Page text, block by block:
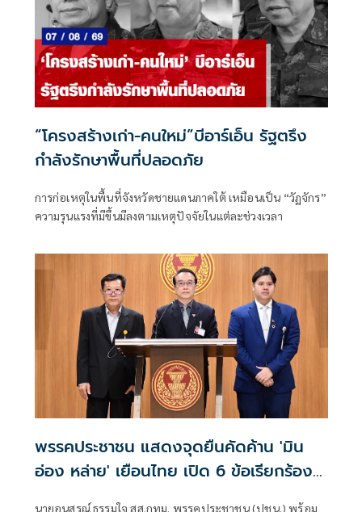
“โครงสร้างเก่า-คนใหม่”บีอาร์เอ็น รัฐตรึง
กำลังรักษาพื้นที่ปลอดภัย
การก่อเหตุในพื้นที่จังหวัดชายแดนภาคใต้ เหมือนเป็น “วัฏจักร”
ความรุนแรงที่มีขึ้นมีลงตามเหตุปัจจัยในแต่ละช่วงเวลา
พรรคประชาชน แสดงจุดยืนคัดค้าน 'มิน
อ่อง หล่าย' เยือนไทย เปิด 6 ข้อเรียกร้อง
นายอนุสรณ์ ธรรมใจ สส.กทม. พรรคประชาชน (ปชน.) พร้อม